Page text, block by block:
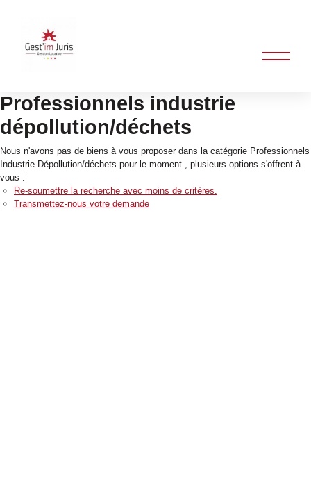
Professionnels industrie
dépollution/déchets
Nous n'avons pas de biens à vous proposer dans la catégorie Professionnels
Industrie Dépollution/déchets pour le moment , plusieurs options s'offrent à
vous :
Re-soumettre la recherche avec moins de critères.
Transmettez-nous votre demande